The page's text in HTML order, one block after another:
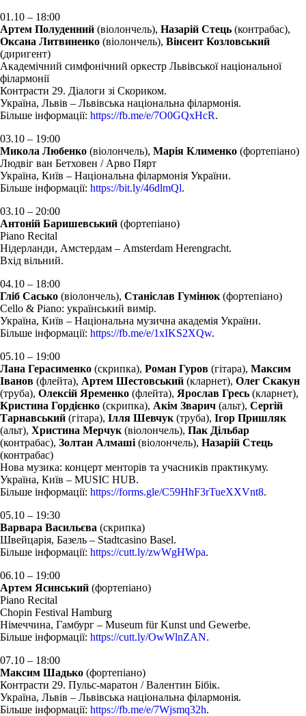
01.10 – 18:00
Артем Полуденний (віолончель), Назарій Стець (контрабас),
Оксана Литвиненко (віолончель), Вінсент Козловський
(диригент)
Академічний симфонічний оркестр Львівської національної
філармонії
Контрасти 29. Діалоги зі Скориком.
Україна, Львів – Львівська національна філармонія.
Більше інформації: https://fb.me/e/7O0GQxHcR.
03.10 – 19:00
Микола Любенко (віолончель), Марія Клименко (фортепіано)
Людвіг ван Бетховен / Арво Пярт
Україна, Київ – Національна філармонія України.
Більше інформації: https://bit.ly/46dlmQl.
03.10 – 20:00
Антоній Баришевський (фортепіано)
Piano Recital
Нідерланди, Амстердам – Amsterdam Herengracht.
Вхід вільний.
04.10 – 18:00
Гліб Сасько (віолончель), Станіслав Гумінюк (фортепіано)
Cello & Piano: український вимір.
Україна, Київ – Національна музична академія України.
Більше інформації: https://fb.me/e/1xIKS2XQw.
05.10 – 19:00
Лана Герасименко (скрипка), Роман Гуров (гітара), Максим
Іванов (флейта), Артем Шестовський (кларнет), Олег Скакун
(труба), Олексій Яременко (флейта), Ярослав Гресь (кларнет),
Кристина Гордієнко (скрипка), Акім Зварич (альт), Сергій
Тарнавський (гітара), Ілля Шевчук (труба), Ігор Пришляк
(альт), Христина Мерчук (віолончель), Пак Дільбар
(контрабас), Золтан Алмаші (віолончель), Назарій Стець
(контрабас)
Нова музика: концерт менторів та учасників практикуму.
Україна, Київ – MUSIC HUB.
Більше інформації: https://forms.gle/C59HhF3rTueXXVnt8.
05.10 – 19:30
Варвара Васильєва (скрипка)
Швейцарія, Базель – Stadtcasino Basel.
Більше інформації: https://cutt.ly/zwWgHWpa.
06.10 – 19:00
Артем Ясинський (фортепіано)
Piano Recital
Chopin Festival Hamburg
Німеччина, Гамбург – Museum für Kunst und Gewerbe.
Більше інформації: https://cutt.ly/OwWlnZAN.
07.10 – 18:00
Максим Шадько (фортепіано)
Контрасти 29. Пульс-маратон / Валентин Бібік.
Україна, Львів – Львівська національна філармонія.
Більше інформації: https://fb.me/e/7Wjsmq32h.